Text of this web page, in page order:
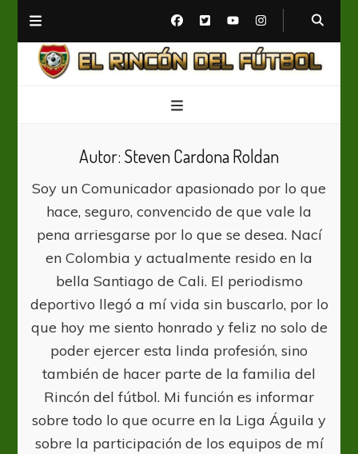
Autor: Steven Cardona Roldan
Soy un Comunicador apasionado por lo que
hace, seguro, convencido de que vale la
pena arriesgarse por lo que se desea. Nací
en Colombia y actualmente resido en la
bella Santiago de Cali. El periodismo
deportivo llegó a mí vida sin buscarlo, por lo
que hoy me siento honrado y feliz no solo de
poder ejercer esta linda profesión, sino
también de hacer parte de la familia del
Rincón del fútbol. Mi función es informar
sobre todo lo que ocurre en la Liga Águila y
sobre la participación de los equipos de mí